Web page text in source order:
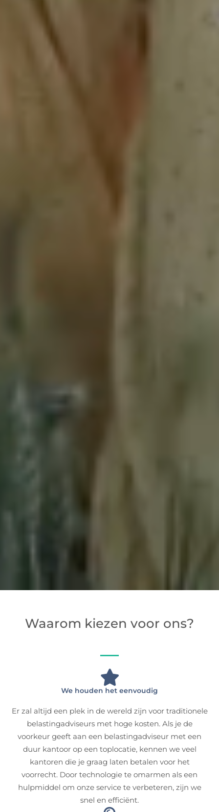
Waarom kiezen voor ons?
We houden het eenvoudig
Er zal altijd een plek in de wereld zijn voor traditionele
belastingadviseurs met hoge kosten. Als je de
voorkeur geeft aan een belastingadviseur met een
duur kantoor op een toplocatie, kennen we veel
kantoren die je graag laten betalen voor het
voorrecht. Door technologie te omarmen als een
hulpmiddel om onze service te verbeteren, zijn we
snel en efficiënt.